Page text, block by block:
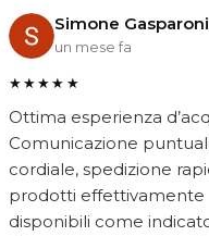
Simone Gasparoni
un mese fa
★★★★★
Ottima esperienza
Comunicazione
cordiale, spedizione
prodotti effettivamente
disponibili come